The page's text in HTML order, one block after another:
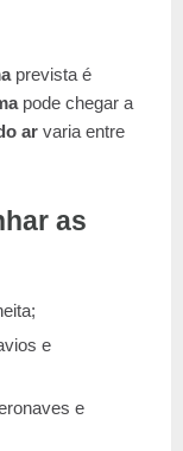
prevista é
pode chegar a
ar varia entre
as
e
e